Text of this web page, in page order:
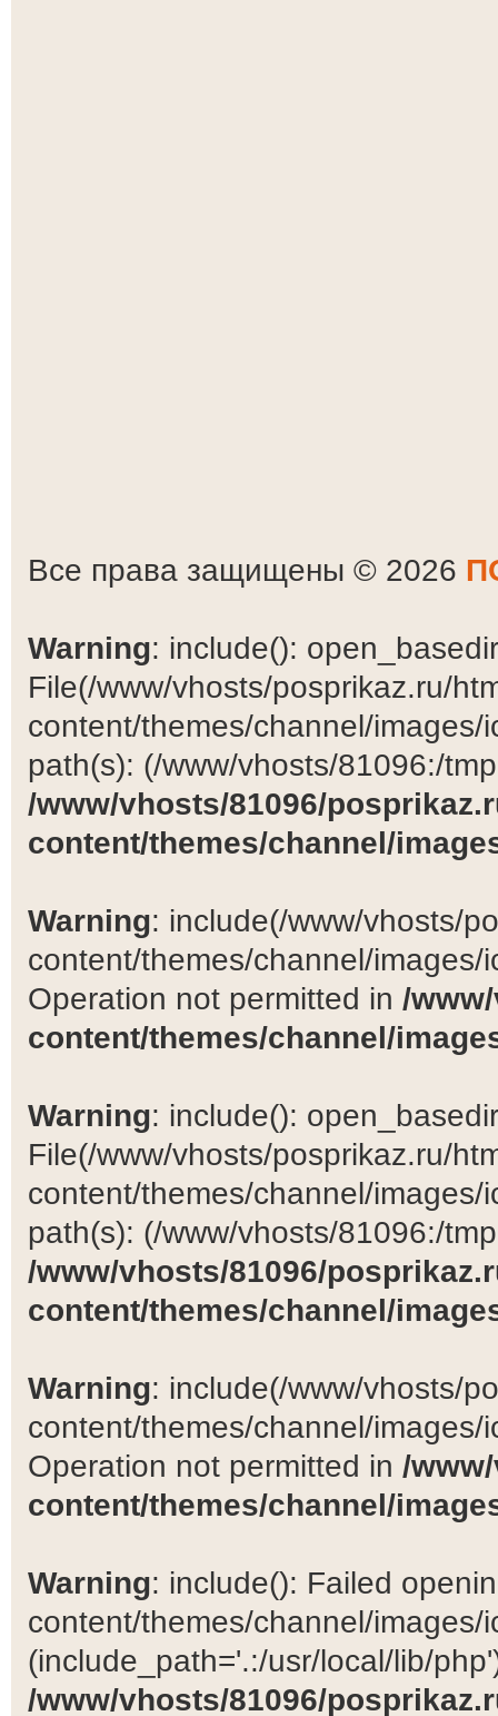
Все права защищены © 2026
Warning: include():
File(/www/vhosts/posprikaz.ru/
content/themes/channel/
path(s): (/www/vhosts/81096:/
/www/vhosts/81096/
content/themes/channel/
Warning: include(/www/vhosts/
content/themes/channel/
Operation not permitted in /
content/themes/channel/
Warning: include():
File(/www/vhosts/posprikaz.ru/
content/themes/channel/
path(s): (/www/vhosts/81096:/
/www/vhosts/81096/
content/themes/channel/
Warning: include(/www/vhosts/
content/themes/channel/
Operation not permitted in /
content/themes/channel/
Warning: include(): Failed
content/themes/channel/images/
(include_path='.:/usr/local/lib/
/www/vhosts/81096/